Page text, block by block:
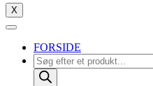
X
FORSIDE
Products
search